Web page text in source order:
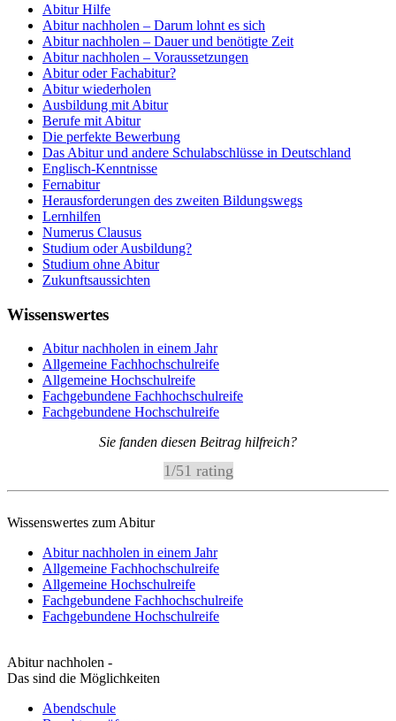
Abitur Hilfe
Abitur nachholen – Darum lohnt es sich
Abitur nachholen – Dauer und benötigte Zeit
Abitur nachholen – Voraussetzungen
Abitur oder Fachabitur?
Abitur wiederholen
Ausbildung mit Abitur
Berufe mit Abitur
Die perfekte Bewerbung
Das Abitur und andere Schulabschlüsse in Deutschland
Englisch-Kenntnisse
Fernabitur
Herausforderungen des zweiten Bildungswegs
Lernhilfen
Numerus Clausus
Studium oder Ausbildung?
Studium ohne Abitur
Zukunftsaussichten
Wissenswertes
Abitur nachholen in einem Jahr
Allgemeine Fachhochschulreife
Allgemeine Hochschulreife
Fachgebundene Fachhochschulreife
Fachgebundene Hochschulreife
Sie fanden diesen Beitrag hilfreich?
1/51 rating
Wissenswertes zum Abitur
Abitur nachholen in einem Jahr
Allgemeine Fachhochschulreife
Allgemeine Hochschulreife
Fachgebundene Fachhochschulreife
Fachgebundene Hochschulreife
Abitur nachholen -
Das sind die Möglichkeiten
Abendschule